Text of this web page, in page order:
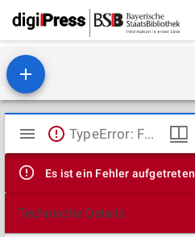
Mirador
Viewer
TypeError: Failed to fetch
Es ist ein Fehler aufgetreten
Technische Details